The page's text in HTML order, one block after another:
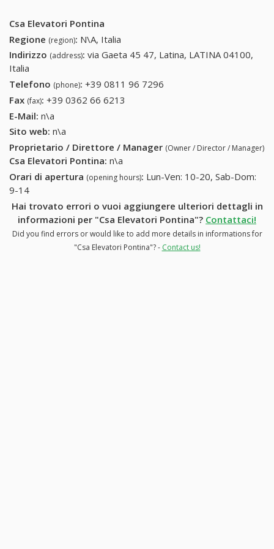
Csa Elevatori Pontina
Regione (region): N\A, Italia
Indirizzo (address): via Gaeta 45 47, Latina, LATINA 04100,
Italia
Telefono (phone): +39 0811 96 7296
Fax (fax): +39 0362 66 6213
E-Mail: n\a
Sito web: n\a
Proprietario / Direttore / Manager (Owner / Director / Manager)
Csa Elevatori Pontina: n\a
Orari di apertura (opening hours): Lun-Ven: 10-20, Sab-Dom:
9-14
Hai trovato errori o vuoi aggiungere ulteriori dettagli in
informazioni per "Csa Elevatori Pontina"? Contattaci!
Did you find errors or would like to add more details in informations for
"Csa Elevatori Pontina"? - Contact us!